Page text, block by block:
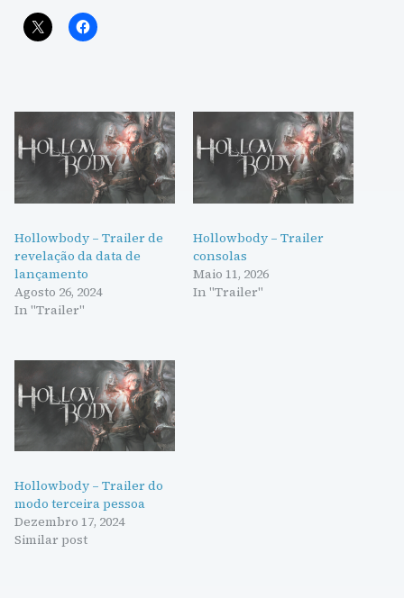
Hollowbody – Trailer de
revelação da data de
lançamento
Agosto 26, 2024
In "Trailer"
Hollowbody – Trailer
consolas
Maio 11, 2026
In "Trailer"
Hollowbody – Trailer do
modo terceira pessoa
Dezembro 17, 2024
Similar post